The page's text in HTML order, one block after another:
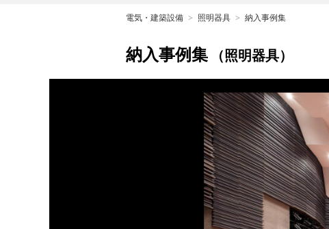
電気・建築設備 照明器具 納入事例集
納入事例集 （照明器具）